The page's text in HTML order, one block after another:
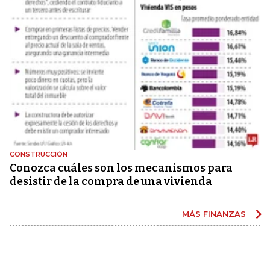
CONSTRUCCIÓN
Conozca cuáles son los mecanismos para
desistir de la compra de una vivienda
MÁS FINANZAS